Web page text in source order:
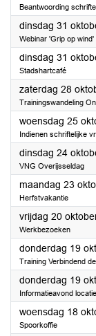
Beantwoording
dinsdag 31
Webinar 'Grip op wind'
dinsdag 31
Stadshartcafé
zaterdag 28
Trainingswandeling
woensdag 25
Indienen schriftelijke
dinsdag 24
VNG Overijsseldag
maandag 23
Herfstvakantie
vrijdag 20
Werkbezoeken
donderdag 19
Training Verbindend
donderdag 19
Informatieavond
woensdag 18
Spoorkoffie